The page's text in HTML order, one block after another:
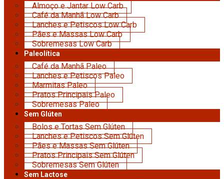
Almoço e Jantar Low Carb
Café da Manhã Low Carb
Lanches e Petiscos Low Carb
Pães e Massas Low Carb
Sobremesas Low Carb
Paleolítica
Café da Manhã Paleo
Lanches e Petiscos Paleo
Marmitas Paleo
Pratos Principais Paleo
Sobremesas Paleo
Sem Glúten
Bolos e Tortas Sem Glúten
Lanches e Petiscos Sem Glúten
Pães e Massas Sem Glúten
Pratos Principais Sem Glúten
Sobremesas Sem Glúten
Sem Lactose